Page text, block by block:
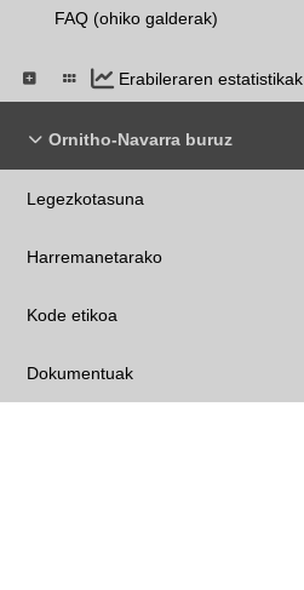
FAQ (ohiko galderak)
Erabileraren estatistikak
Ornitho-Navarra buruz
Legezkotasuna
Harremanetarako
Kode etikoa
Dokumentuak